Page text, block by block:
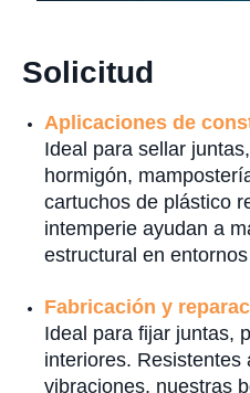
Solicitud
Aplicaciones de
Ideal para sellar
hormigón,
cartuchos de plástico
intemperie ayudan a
estructural en
Fabricación y
Ideal para fijar juntas,
interiores. Resistentes
vibraciones, nuestras